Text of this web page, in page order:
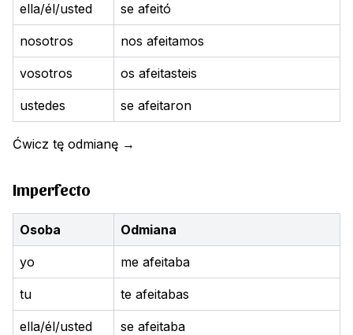
ella/él/usted se afeitó
nosotros nos afeitamos
vosotros os afeitasteis
ustedes se afeitaron
Ćwicz tę odmianę →
Imperfecto
Osoba Odmiana
yo me afeitaba
tu te afeitabas
ella/él/usted se afeitaba